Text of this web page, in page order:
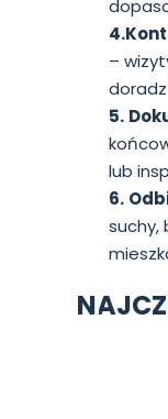
–
5.
lub
6.
suchy,